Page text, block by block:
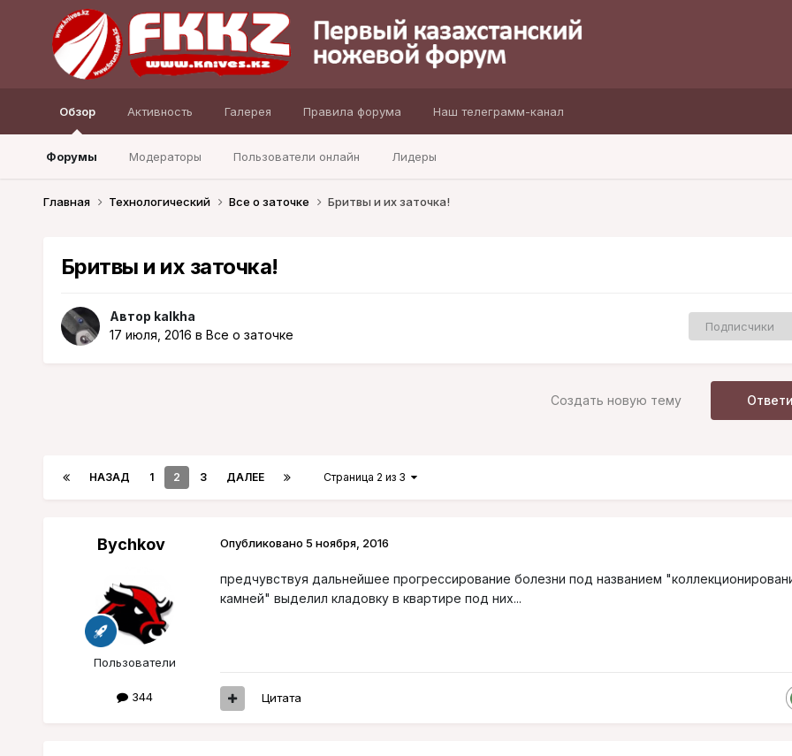
Обзор
Форумы Модераторы Пользователи онлайн Лидеры
Активность Галерея Правила форума Наш телеграмм-канал
Главная Технологический Все о заточке Бритвы и их заточка!
Бритвы и их заточка!
Автор kalkha
17 июля, 2016 в Все о заточке
Подписчики
Создать новую тему
НАЗАД 1 2 3 ДАЛЕЕ Страница 2 из 3
Bychkov
Пользователи
344
Опубликовано 5 ноября, 2016
предчувствуя дальнейшее прогрессирование болезни под названием
камней" выделил кладовку в квартире под них...
Цитата